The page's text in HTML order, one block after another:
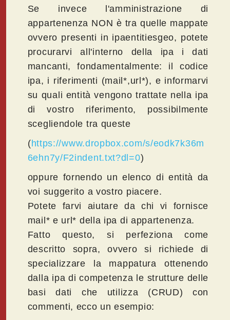
Se invece l'amministrazione di
appartenenza NON è tra quelle mappate
ovvero presenti in ipaentitiesgeo, potete
procurarvi all'interno della ipa i dati
mancanti, fondamentalmente: il codice
ipa, i riferimenti (mail*,url*), e informarvi
su quali entità vengono trattate nella ipa
di vostro riferimento, possibilmente
scegliendole tra queste
(https://www.dropbox.com/s/eodk7k36m
6ehn7y/F2indent.txt?dl=0)
oppure fornendo un elenco di entità da
voi suggerito a vostro piacere.
Potete farvi aiutare da chi vi fornisce
mail* e url* della ipa di appartenenza.
Fatto questo, si perfeziona come
descritto sopra, ovvero si richiede di
specializzare la mappatura ottenendo
dalla ipa di competenza le strutture delle
basi dati che utilizza (CRUD) con
commenti, ecco un esempio: